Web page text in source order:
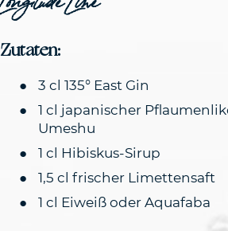
Longitude Line
Zutaten:
3 cl 135° East Gin
1 cl japanischer
Umeshu
1 cl Hibiskus-Sirup
1,5 cl frischer Limettensaft
1 cl Eiweiß oder Aquafaba